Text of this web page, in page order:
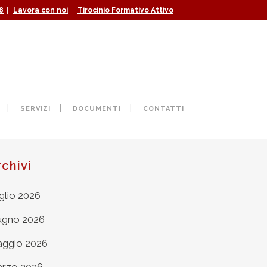
Lavora con noi Tirocinio Formativo Attivo
SERVIZI DOCUMENTI CONTATTI
2026
2026
2026